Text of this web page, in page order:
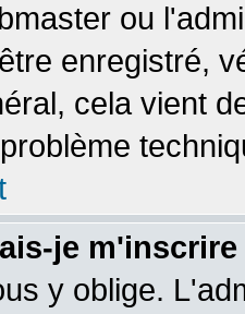
ou
enregistré,
cela vient
je
y oblige.